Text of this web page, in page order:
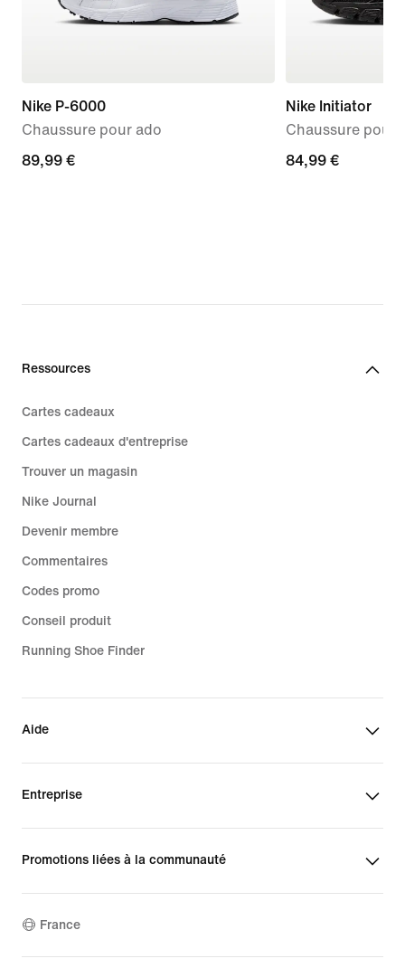
Nike P-6000
Chaussure pour ado
89,99 €
89,99 €
Nike Initiator
Chaussure pour
84,99 €
84,99 €
Ressources
Cartes cadeaux
Cartes cadeaux d'entreprise
Trouver un magasin
Nike Journal
Devenir membre
Commentaires
Codes promo
Conseil produit
Running Shoe Finder
Aide
Entreprise
Promotions liées à la communauté
France